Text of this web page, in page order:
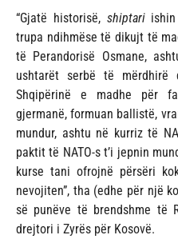
“Gjatë historisë, shiptariishin
trupa ndihmëse të dikujt të
të Perandorisë Osmane,
ushtarët serbë të mërdhirë
Shqipërinë e madhe për
gjermanë, formuan ballistë,
mundur, ashtu në kurriz të
paktit të NATO-s t’i jepnin
kurse tani ofrojnë përsëri
nevojiten”, tha (edhe për një
së punëve të brendshme të
drejtori i Zyrës për Kosovë.